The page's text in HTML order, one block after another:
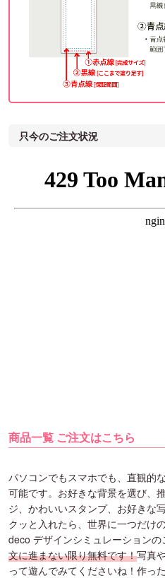
只今のご注文状況
商品一覧 ご注文はこちら
パソコンでもスマホでも、直観的
可能です。お好きな背景を選び、
ジ、かわいいスタンプ、お好きな
クッと入れたら、世界に一つだけ
deco デザインシミュレーションの
文に進まない限り無料です！写真
って遊んでみてくださいね！作っ